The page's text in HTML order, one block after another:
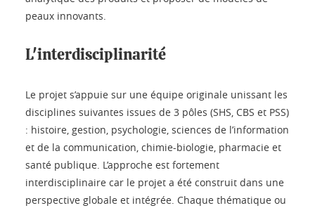
peaux innovants.
L'interdisciplinarité
Le projet s’appuie sur une équipe originale unissant les
disciplines suivantes issues de 3 pôles (SHS, CBS et PSS)
: histoire, gestion, psychologie, sciences de l’information
et de la communication, chimie-biologie, pharmacie et
santé publique. L’approche est fortement
interdisciplinaire car le projet a été construit dans une
perspective globale et intégrée. Chaque thématique ou